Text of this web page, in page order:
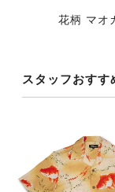
花柄 マオ
スタッフおすす